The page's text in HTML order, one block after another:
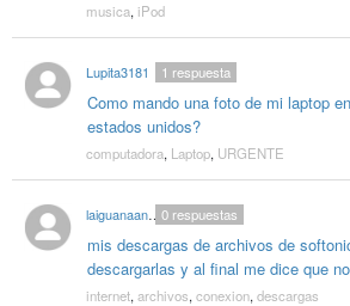
musica, iPod
Lupita3181
Como mando una foto de mi laptop
estados unidos?
1 respuesta
computadora, Laptop, URGENTE
laiguanaandres
mis descargas de archivos de
descargarlas y al final me dice que no
0respuestas
internet, archivos, conexion, descargas